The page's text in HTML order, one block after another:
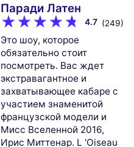
Паради Латен
4.7 (249)
Это шоу, которое
обязательно стоит
посмотреть. Вас ждет
экстравагантное и
захватывающее кабаре с
участием знаменитой
французской модели и
Мисс Вселенной 2016,
Ирис Миттенар. L ‘Oiseau